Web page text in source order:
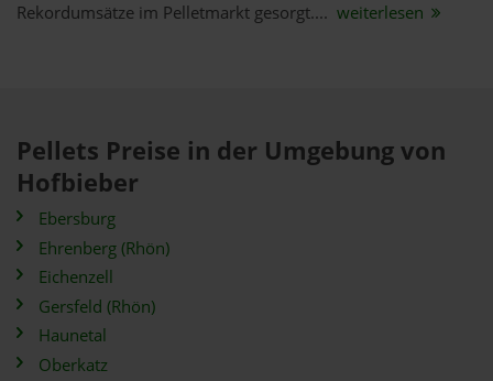
Rekordumsätze im Pelletmarkt gesorgt.... weiterlesen
Pellets Preise in der Umgebung von
Hofbieber
Ebersburg
Ehrenberg (Rhön)
Eichenzell
Gersfeld (Rhön)
Haunetal
Oberkatz